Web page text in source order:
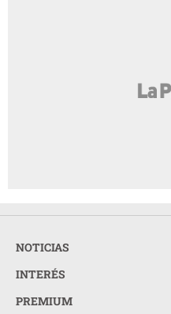
NOTICIAS
INTERÉS
PREMIUM